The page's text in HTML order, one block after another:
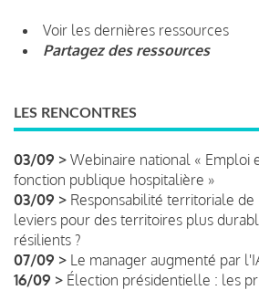
Voir les dernières ressources
Partagez des ressources
LES RENCONTRES
03/09 > Webinaire national « Emploi
fonction publique hospitalière »
03/09 > Responsabilité territoriale
leviers pour des territoires plus
résilients ?
07/09 > Le manager augmenté par
16/09 > Élection présidentielle : les